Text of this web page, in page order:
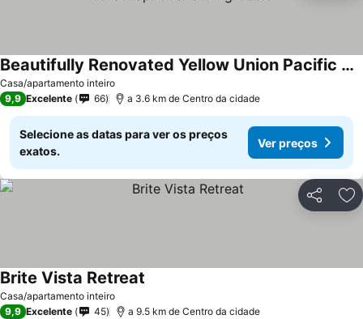
Casa/apartamento inteiro
Beautifully Renovated Yellow Union Pacific Caboose, Tehachapi Overlooking Cable
Ver preços
9,9 Excelente 66 a 3.6 km de Centro da cidade
Selecione as datas para ver os preços
exatos.
Ver preços
Partilhar
Casa/apartamento inteiro
Brite Vista Retreat
9,9 Excelente 45 a 9.5 km de Centro da cidade